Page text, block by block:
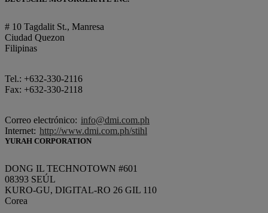
# 10 Tagdalit St., Manresa
Ciudad Quezon
Filipinas
Tel.: +632-330-2116
Fax: +632-330-2118
Correo electrónico: info@dmi.com.ph
Internet: http://www.dmi.com.ph/stihl
YURAH CORPORATION
DONG IL TECHNOTOWN #601
08393 SEÚL
KURO-GU, DIGITAL-RO 26 GIL 110
Corea